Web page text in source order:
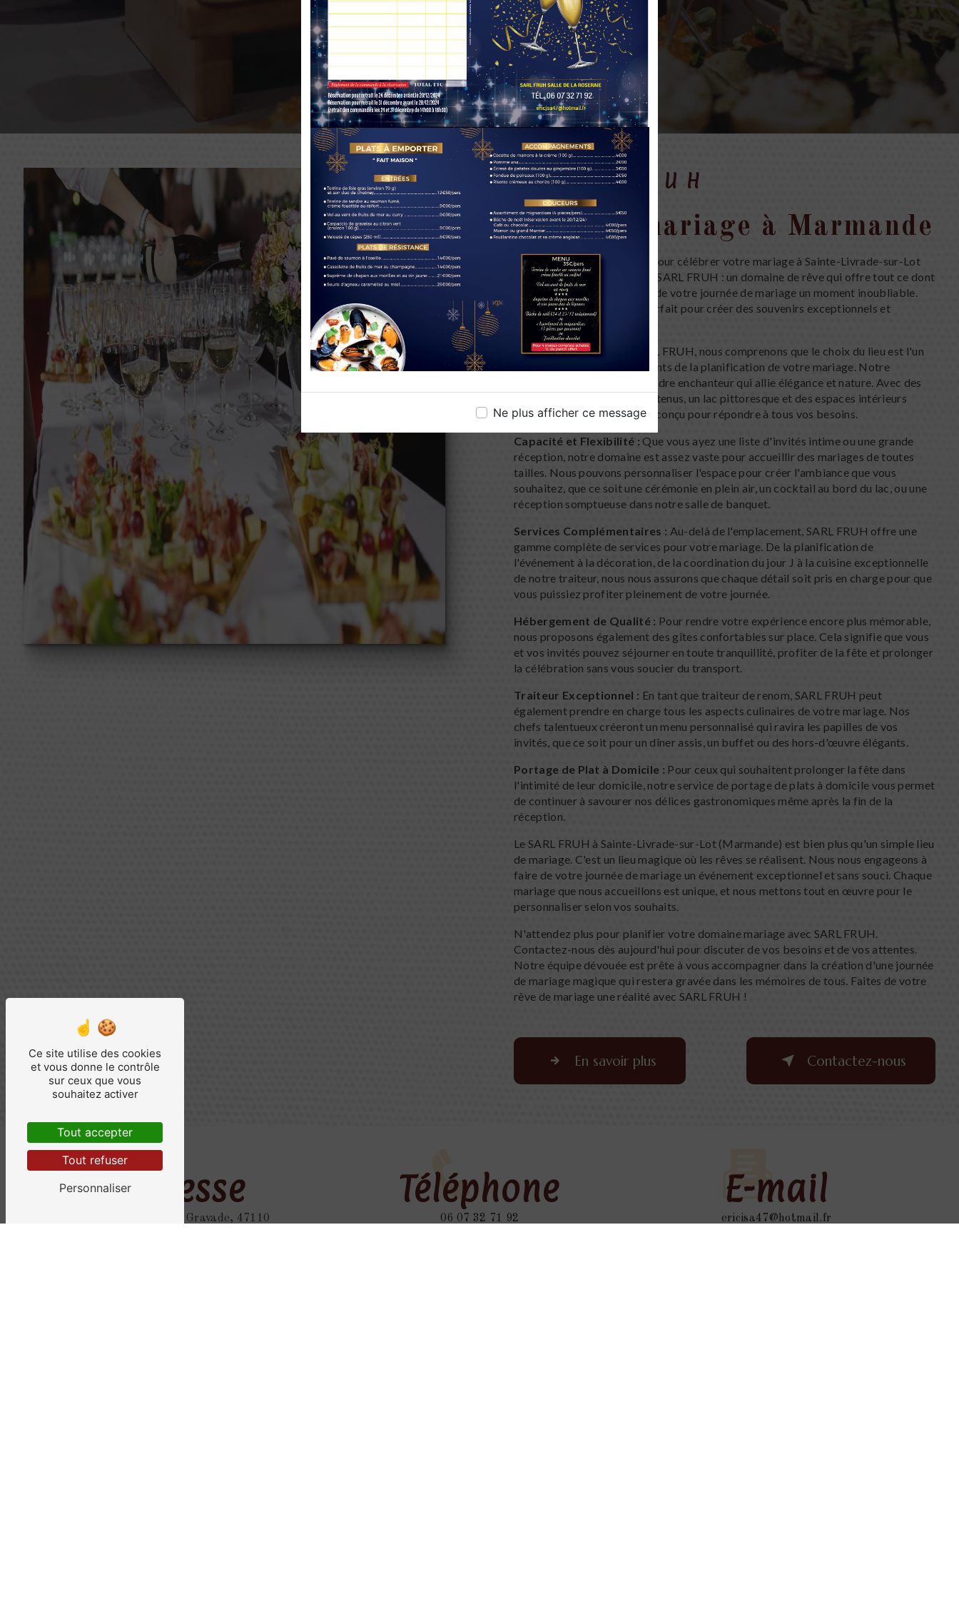
Ne plus afficher ce message
SARL FRUH
domaine mariage à Marmande
À la recherche du lieu idéal pour célébrer votre mariage à Sainte-Livrade-sur-Lot
(Marmande) ? Découvrez le SARL FRUH : un domaine de rêve qui offre tout ce dont
vous avez besoin pour faire de votre journée de mariage un moment inoubliable.
Notre domaine est le lieu parfait pour créer des souvenirs exceptionnels et
magiques.
Le Domaine Idéal :
Au SARL FRUH, nous comprenons que le choix du lieu est l'un
des aspects les plus importants de la planification de votre mariage. Notre
domaine mariage offre un cadre enchanteur qui allie élégance et nature. Avec des
jardins soigneusement entretenus, un lac pittoresque et des espaces intérieurs
élégants, notre domaine est conçu pour répondre à tous vos besoins.
Capacité et Flexibilité : Que vous ayez une liste d'invités intime ou une grande
réception, notre domaine est assez vaste pour accueillir des mariages de toutes
tailles. Nous pouvons personnaliser l'espace pour créer l'ambiance que vous
souhaitez, que ce soit une cérémonie en plein air, un cocktail au bord du lac, ou une
réception somptueuse dans notre salle de banquet.
Services Complémentaires : Au-delà de l'emplacement, SARL FRUH offre une
gamme complète de services pour votre mariage. De la planification de
l'événement à la décoration, de la coordination du jour J à la cuisine exceptionnelle
de notre traiteur, nous nous assurons que chaque détail soit pris en charge pour que
vous puissiez profiter pleinement de votre journée.
Hébergement de Qualité : Pour rendre votre expérience encore plus mémorable,
nous proposons également des gîtes confortables sur place. Cela signifie que vous
et vos invités pouvez séjourner en toute tranquillité, profiter de la fête et prolonger
la célébration sans vous soucier du transport.
Traiteur Exceptionnel : En tant que traiteur de renom, SARL FRUH peut
également prendre en charge tous les aspects culinaires de votre mariage. Nos
chefs talentueux créeront un menu personnalisé qui ravira les papilles de vos
invités, que ce soit pour un dîner assis, un buffet ou des hors-d'œuvre élégants.
Portage de Plat à Domicile : Pour ceux qui souhaitent prolonger la fête dans
l'intimité de leur domicile, notre service de portage de plats à domicile vous permet
de continuer à savourer nos délices gastronomiques même après la fin de la
réception.
Le SARL FRUH à Sainte-Livrade-sur-Lot (Marmande) est bien plus qu'un simple lieu
de mariage. C'est un lieu magique où les rêves se réalisent. Nous nous engageons à
faire de votre journée de mariage un événement exceptionnel et sans souci. Chaque
mariage que nous accueillons est unique, et nous mettons tout en œuvre pour le
personnaliser selon vos souhaits.
N'attendez plus pour planifier votre domaine mariage avec SARL FRUH.
Contactez-nous dès aujourd'hui pour discuter de vos besoins et de vos attentes.
Notre équipe dévouée est prête à vous accompagner dans la création d'une journée
de mariage magique qui restera gravée dans les mémoires de tous. Faites de votre
rêve de mariage une réalité avec SARL FRUH !
En savoir plus Contactez-nous
Adresse
3203 route de la Gravade, 47110
Téléphone
06 07 32 71 92
E-mail
ericisa47@hotmail.fr
Ce site utilise des cookies
et vous donne le contrôle
sur ceux que vous
souhaitez activer
Tout accepter
Tout refuser
Personnaliser